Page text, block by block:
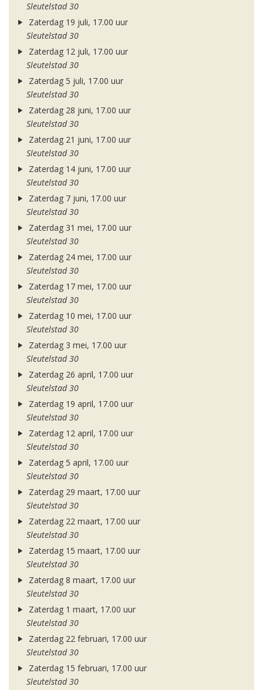
Sleutelstad 30
Zaterdag 19 juli, 17.00 uur
Sleutelstad 30
Zaterdag 12 juli, 17.00 uur
Sleutelstad 30
Zaterdag 5 juli, 17.00 uur
Sleutelstad 30
Zaterdag 28 juni, 17.00 uur
Sleutelstad 30
Zaterdag 21 juni, 17.00 uur
Sleutelstad 30
Zaterdag 14 juni, 17.00 uur
Sleutelstad 30
Zaterdag 7 juni, 17.00 uur
Sleutelstad 30
Zaterdag 31 mei, 17.00 uur
Sleutelstad 30
Zaterdag 24 mei, 17.00 uur
Sleutelstad 30
Zaterdag 17 mei, 17.00 uur
Sleutelstad 30
Zaterdag 10 mei, 17.00 uur
Sleutelstad 30
Zaterdag 3 mei, 17.00 uur
Sleutelstad 30
Zaterdag 26 april, 17.00 uur
Sleutelstad 30
Zaterdag 19 april, 17.00 uur
Sleutelstad 30
Zaterdag 12 april, 17.00 uur
Sleutelstad 30
Zaterdag 5 april, 17.00 uur
Sleutelstad 30
Zaterdag 29 maart, 17.00 uur
Sleutelstad 30
Zaterdag 22 maart, 17.00 uur
Sleutelstad 30
Zaterdag 15 maart, 17.00 uur
Sleutelstad 30
Zaterdag 8 maart, 17.00 uur
Sleutelstad 30
Zaterdag 1 maart, 17.00 uur
Sleutelstad 30
Zaterdag 22 februari, 17.00 uur
Sleutelstad 30
Zaterdag 15 februari, 17.00 uur
Sleutelstad 30